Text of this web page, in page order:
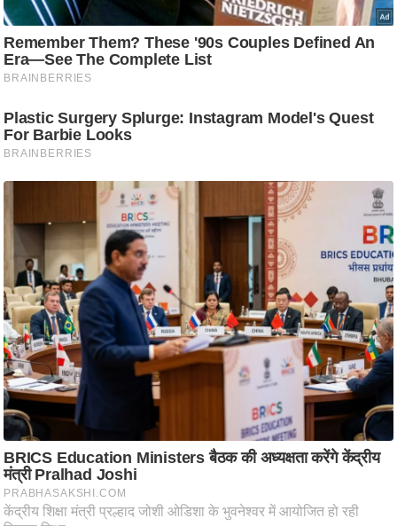
मी
ध
र्म
ज्यो
ति
ष
प्र
म
हि
मा
/
ध
र्म
स्थ
ल
व्र
त
त्यो
हा
र